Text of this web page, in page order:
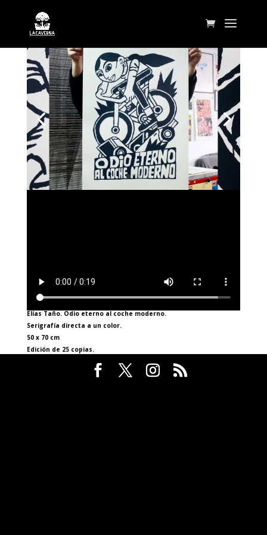
Elías Taño. Odio eterno al coche moderno.
Serigrafía directa a un color.
50 x 70 cm
Edición de 25 copias.